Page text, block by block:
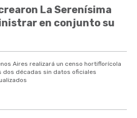
La Serenísima
en conjunto su
Aires realizará un censo hortiflorícola
dos décadas sin datos oficiales